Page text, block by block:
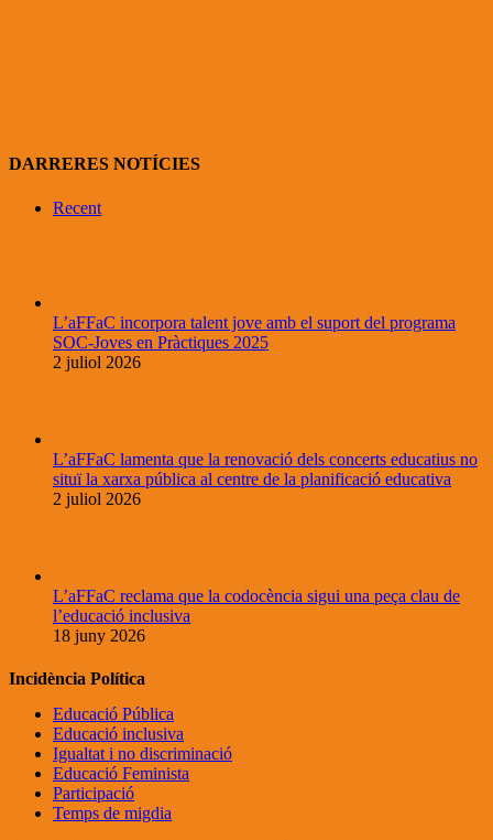
DARRERES NOTÍCIES
Recent
L’aFFaC incorpora talent jove amb el suport del programa
SOC-Joves en Pràctiques 2025
2 juliol 2026
L’aFFaC lamenta que la renovació dels concerts educatius no
situï la xarxa pública al centre de la planificació educativa
2 juliol 2026
L’aFFaC reclama que la codocència sigui una peça clau de
l’educació inclusiva
18 juny 2026
Incidència Política
Educació Pública
Educació inclusiva
Igualtat i no discriminació
Educació Feminista
Participació
Temps de migdia